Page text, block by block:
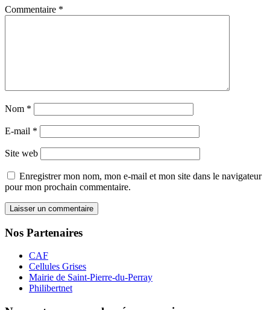
Commentaire *
Nom *
E-mail *
Site web
Enregistrer mon nom, mon e-mail et mon site dans le navigateur
pour mon prochain commentaire.
Nos Partenaires
CAF
Cellules Grises
Mairie de Saint-Pierre-du-Perray
Philibertnet